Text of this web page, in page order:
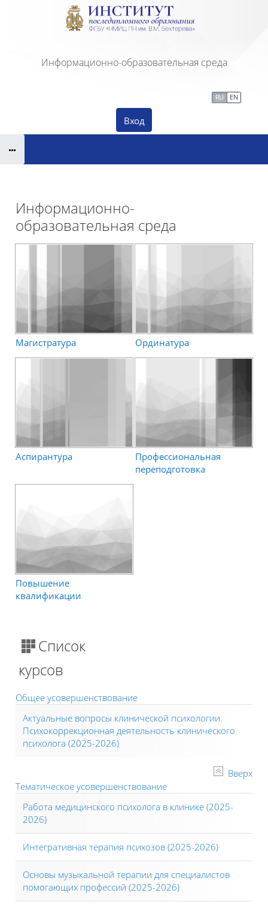
Перейти к основному содержанию
Информационно-образовательная среда
Вход
RU EN
Информационно-
образовательная среда
Магистратура Ординатура
Аспирантура
Профессиональная
переподготовка
Повышение
квалификации
Список
курсов
Общее усовершенствование
Актуальные вопросы клинической психологии.
Психокоррекционная деятельность клинического
психолога (2025-2026)
Вверх
Тематическое усовершенствование
Работа медицинского психолога в клинике (2025-
2026)
Интегративная терапия психозов (2025-2026)
Основы музыкальной терапии для специалистов
помогающих профессий (2025-2026)